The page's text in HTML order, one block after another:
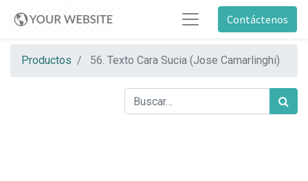
Contáctenos
Productos 56. Texto Cara Sucia (Jose Camarlinghi)